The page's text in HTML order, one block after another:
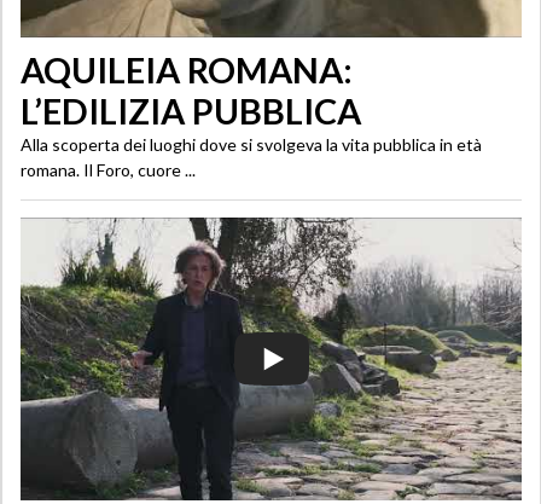
AQUILEIA ROMANA:
L’EDILIZIA PUBBLICA
Alla scoperta dei luoghi dove si svolgeva la vita pubblica in età
romana. Il Foro, cuore ...